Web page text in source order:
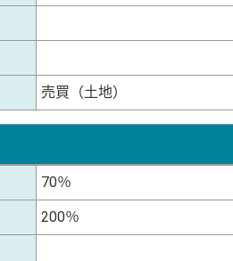
売買（土地）
70％
200％